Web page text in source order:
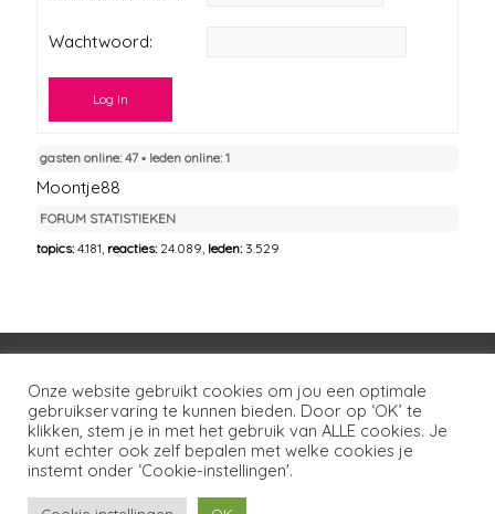
Wachtwoord:
Log In
gasten online: 47 ▪︎ leden online: 1
Moontje88
FORUM STATISTIEKEN
topics:4.181, reacties: 24.089, leden: 3.529
Voorwaarden Huisregels
Privacybeleid
Disclaimer
Over LSG Ons netwerk Contact
Copyright © 2026 Lotgenoten Seksueel Geweld
Onze website gebruikt cookies om jou een optimale
gebruikservaring te kunnen bieden. Door op ‘OK’ te
klikken, stem je in met het gebruik van ALLE cookies. Je
kunt echter ook zelf bepalen met welke cookies je
instemt onder ‘Cookie-instellingen'.